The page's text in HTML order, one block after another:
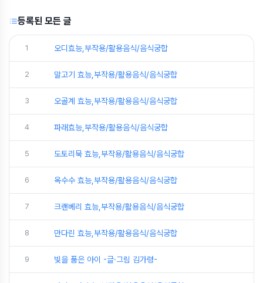
등록된 모든 글
1 오디효능,부작용/활용음식/음식궁합
2 말고기 효능,부작용/활용음식/음식궁합
3 오골계 효능,부작용/활용음식/음식궁합
4 파래효능,부작용/활용음식/음식궁합
5 도토리묵 효능,부작용/활용음식/음식궁합
6 옥수수 효능,부작용/활용음식/음식궁합
7 크랜베리 효능,부작용/활용음식/음식궁합
8 만다린 효능,부작용/활용음식/음식궁합
9 빛을 품은 아이 -글·그림 김가령-